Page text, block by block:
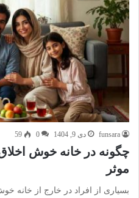
funsara دی 9, 1404 0
59
موثر
بسیاری از افراد در خارج از خانه